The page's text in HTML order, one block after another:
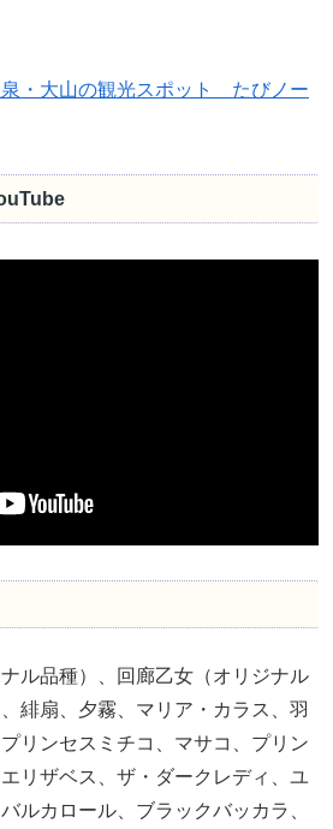
・大山の観光スポット たびノー
ル品種）、回廊乙女（オリジナル
緋扇、夕霧、マリア・カラス、羽
リンセスミチコ、マサコ、プリン
リザベス、ザ・ダークレディ、ユ
ルカロール、ブラックバッカラ、